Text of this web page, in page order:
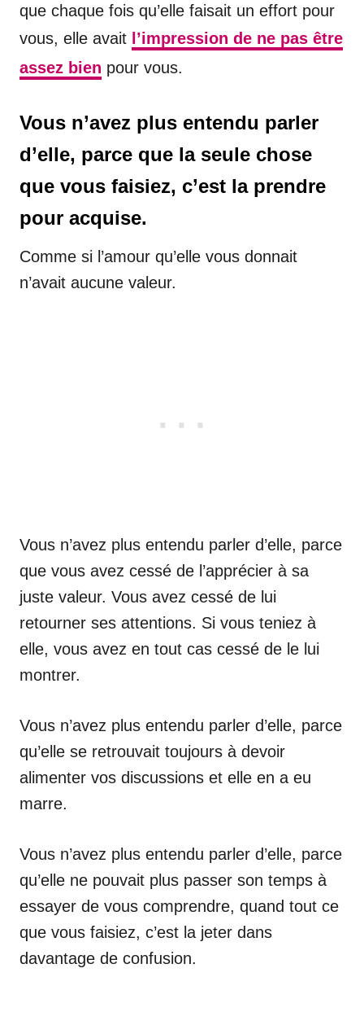
que chaque fois qu’elle faisait un effort pour
vous, elle avait l’impression de ne pas être
assez bien pour vous.
Vous n’avez plus entendu parler
d’elle, parce que la seule chose
que vous faisiez, c’est la prendre
pour acquise.
Comme si l’amour qu’elle vous donnait
n’avait aucune valeur.
Vous n’avez plus entendu parler d’elle, parce
que vous avez cessé de l’apprécier à sa
juste valeur. Vous avez cessé de lui
retourner ses attentions. Si vous teniez à
elle, vous avez en tout cas cessé de le lui
montrer.
Vous n’avez plus entendu parler d’elle, parce
qu’elle se retrouvait toujours à devoir
alimenter vos discussions et elle en a eu
marre.
Vous n’avez plus entendu parler d’elle, parce
qu’elle ne pouvait plus passer son temps à
essayer de vous comprendre, quand tout ce
que vous faisiez, c’est la jeter dans
davantage de confusion.